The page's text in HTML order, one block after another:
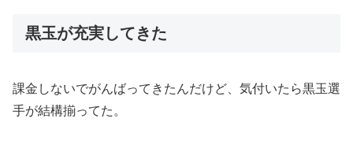
黒玉が充実してきた
課金しないでがんばってきたんだけど、気付いたら黒玉選
手が結構揃ってた。